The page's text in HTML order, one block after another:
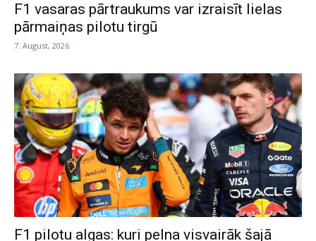
F1 vasaras pārtraukums var izraisīt lielas
pārmaiņas pilotu tirgū
7. August, 2026
F1 pilotu algas: kuri pelna visvairāk šajā